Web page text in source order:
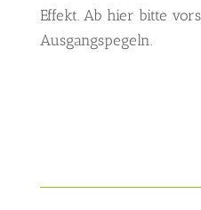
Effekt. Ab hier bitte
Ausgangspegeln.